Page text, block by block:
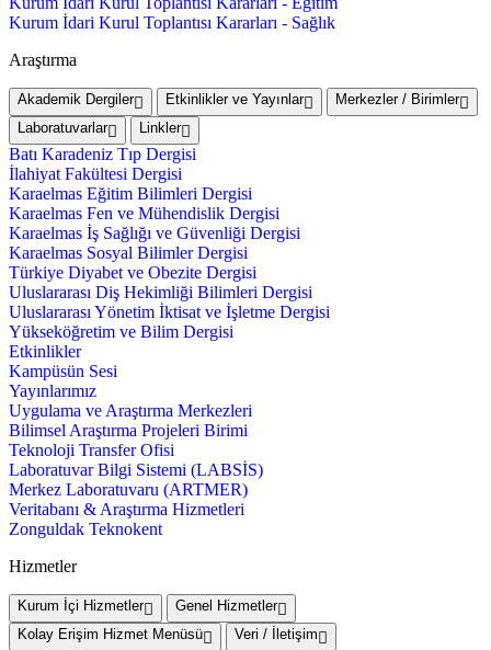
Kurum İdari Kurul Toplantısı Kararları - Sağlık
Araştırma
Akademik Dergiler Etkinlikler ve Yayınlar
Merkezler / Birimler
Laboratuvarlar
Linkler
Batı Karadeniz Tıp Dergisi
İlahiyat Fakültesi Dergisi
Karaelmas Eğitim Bilimleri Dergisi
Karaelmas Fen ve Mühendislik Dergisi
Karaelmas İş Sağlığı ve Güvenliği Dergisi
Karaelmas Sosyal Bilimler Dergisi
Türkiye Diyabet ve Obezite Dergisi
Uluslararası Diş Hekimliği Bilimleri Dergisi
Uluslararası Yönetim İktisat ve İşletme Dergisi
Yükseköğretim ve Bilim Dergisi
Etkinlikler
Kampüsün Sesi
Yayınlarımız
Uygulama ve Araştırma Merkezleri
Bilimsel Araştırma Projeleri Birimi
Teknoloji Transfer Ofisi
Laboratuvar Bilgi Sistemi (LABSİS)
Merkez Laboratuvaru (ARTMER)
Veritabanı & Araştırma Hizmetleri
Zonguldak Teknokent
Hizmetler
Kurum İçi Hizmetler
Genel Hizmetler
Kolay Erişim Hizmet Menüsü
Veri / İletişim